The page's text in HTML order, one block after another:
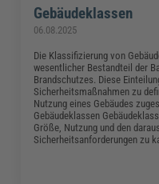
Gebäudeklassen
06.08.2025
Die Klassifizierung von
wesentlicher Bestandteil der
Brandschutzes. Diese
Sicherheitsmaßnahmen zu
Nutzung eines Gebäudes
Gebäudeklassen
Größe, Nutzung und den
Sicherheitsanforderungen zu